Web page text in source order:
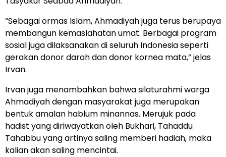
“Sebagai ormas Islam, Ahmadiyah juga terus berupaya
membangun kemaslahatan umat. Berbagai program
sosial juga dilaksanakan di seluruh Indonesia seperti
gerakan donor darah dan donor kornea mata,” jelas
Irvan.
Irvan juga menambahkan bahwa silaturahmi warga
Ahmadiyah dengan masyarakat juga merupakan
bentuk amalan hablum minannas. Merujuk pada
hadist yang diriwayatkan oleh Bukhari, Tahaddu
Tahabbu yang artinya saling memberi hadiah, maka
kalian akan saling mencintai.